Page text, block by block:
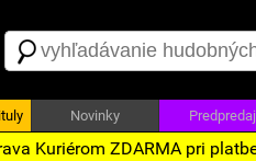
Novinky Predpredaj
Kuriérom ZDARMA pri